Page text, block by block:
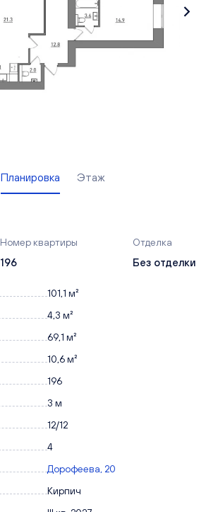
Офисы продаж
Планировка Этаж
Номер квартиры
196
Отделка
Без отделки
101,1 м²
4,3 м²
69,1 м²
10,6 м²
196
3 м
12/12
4
Дорофеева, 20
Кирпич